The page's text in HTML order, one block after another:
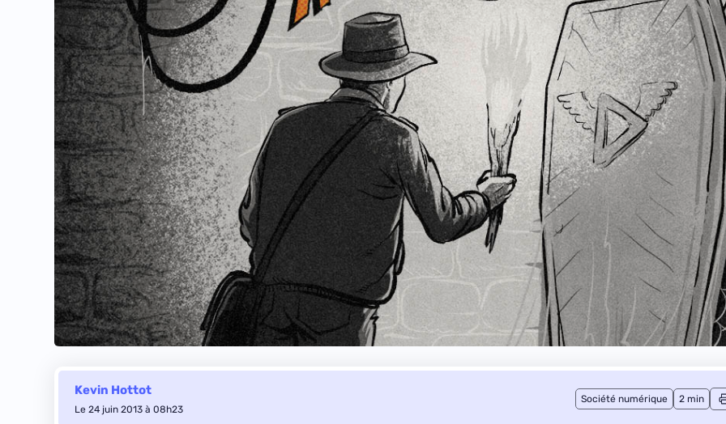
Kevin Hottot
Le 24 juin 2013 à 08h23
Société numérique 2 min